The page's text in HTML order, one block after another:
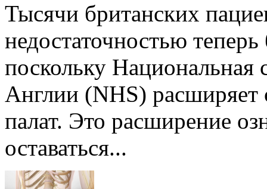
Тысячи британских
недостаточностью
поскольку Национальная
Англии (NHS) расширяет
палат. Это расширение
оставаться...